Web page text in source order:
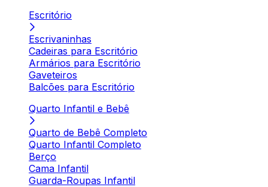
Escritório
Escrivaninhas
Cadeiras para Escritório
Armários para Escritório
Gaveteiros
Balcões para Escritório
Quarto Infantil e Bebê
Quarto de Bebê Completo
Quarto Infantil Completo
Berço
Cama Infantil
Guarda-Roupas Infantil